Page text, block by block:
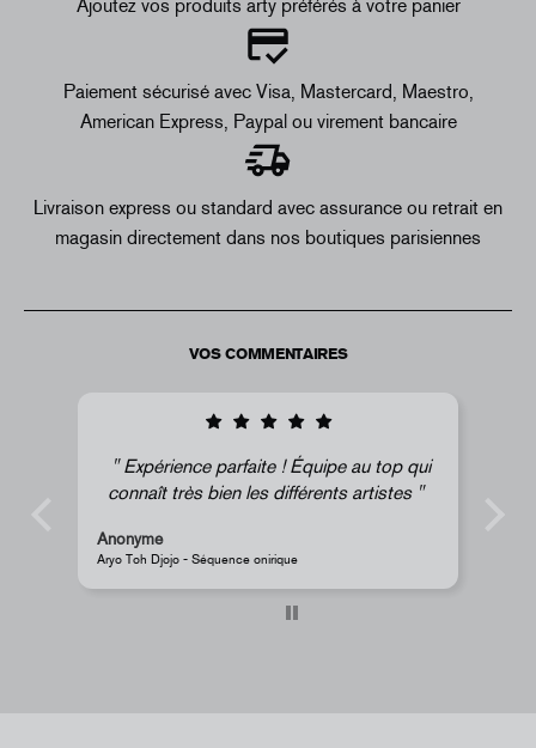
Ajoutez vos produits arty préférés à votre panier
Paiement sécurisé avec Visa, Mastercard, Maestro,
American Express, Paypal ou virement bancaire
Livraison express ou standard avec assurance ou retrait en
magasin directement dans nos boutiques parisiennes
VOS COMMENTAIRES
Super !
Anonyme
JR - Aimant classique « La Caverne du Pont-Neuf »